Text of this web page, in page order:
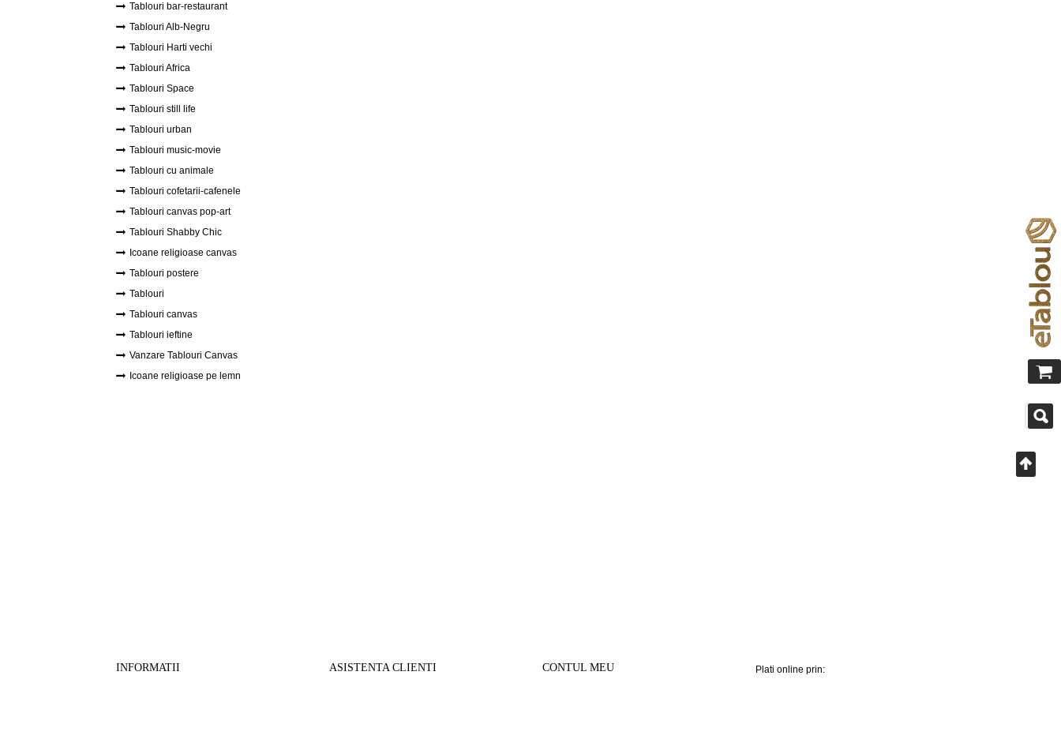
Tablouri bar-restaurant
Tablouri Alb-Negru
Tablouri Harti vechi
Tablouri Africa
Tablouri Space
Tablouri still life
Tablouri urban
Tablouri music-movie
Tablouri cu animale
Tablouri cofetarii-cafenele
Tablouri canvas pop-art
Tablouri Shabby Chic
Icoane religioase canvas
Tablouri postere
Tablouri
Tablouri canvas
Tablouri ieftine
Vanzare Tablouri Canvas
Icoane religioase pe lemn
INFORMATII ASISTENTA CLIENTI CONTUL MEU Plati online prin: